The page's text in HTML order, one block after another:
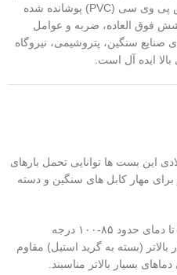
ساخته شده و با پوشش عایق از جنس پی وی سی (PVC) پوشانده شده
فوق العاده، ضربه و عوامل
سنگین، پتروشیمی، نیروگاه
این بست ها توانایی تحمل بارهای
برای مهار کابل های سنگین و دسته
پوشش PVC تا دمای حدود ۸۵-۱۰۰ درجه
بالاتر (بسته به گرید استیل) مقاوم
بسیار بالاتر مناسبند.